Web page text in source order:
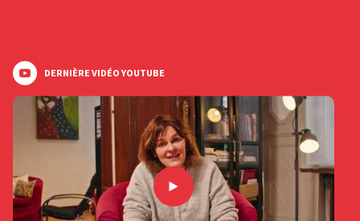
DERNIÈRE VIDÉO YOUTUBE